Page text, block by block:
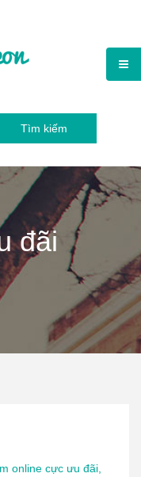
Tìm kiếm
đãi
online cực ưu đãi,